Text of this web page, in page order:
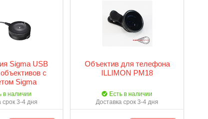
Sigma USB
с
Sigma
в наличии
срок 3-4 дня
Объектив для телефона
ILLIMON PM18
Есть в наличии
Доставка срок 3-4 дня